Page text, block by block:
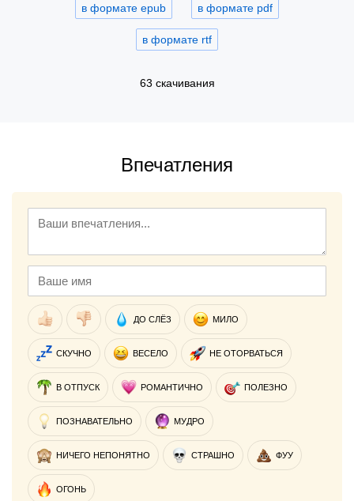
в формате epub в формате pdf
в формате rtf
63 скачивания
Впечатления
ДО СЛЁЗ МИЛО
СКУЧНО ВЕСЕЛО НЕ ОТОРВАТЬСЯ
В ОТПУСК РОМАНТИЧНО ПОЛЕЗНО
ПОЗНАВАТЕЛЬНО МУДРО
НИЧЕГО НЕПОНЯТНО СТРАШНО ФУУ
ОГОНЬ